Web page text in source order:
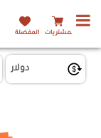
المشتريات المفضلة